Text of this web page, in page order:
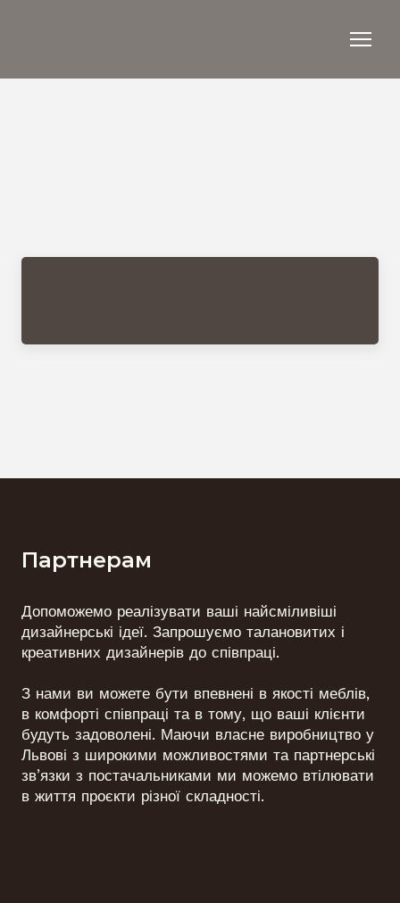
Партнерам
Допоможемо реалізувати ваші найсміливіші
дизайнерські ідеї. Запрошуємо талановитих і
креативних дизайнерів до співпраці.
З нами ви можете бути впевнені в якості меблів,
в комфорті співпраці та в тому, що ваші клієнти
будуть задоволені. Маючи власне виробництво у
Львові з широкими можливостями та партнерські
зв’язки з постачальниками ми можемо втілювати
в життя проєкти різної складності.